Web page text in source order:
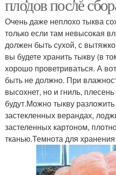
плодов после
Очень даже неплохо тыква
только если там невысокая
должен быть сухой, с
вы будете хранить тыкву (в
хорошо проветриваться. А
быть не должно. При
высохнет, но и гниль,
будут.Можно тыкву
застекленных верандах,
застеленных картоном,
тканью.Темнота для